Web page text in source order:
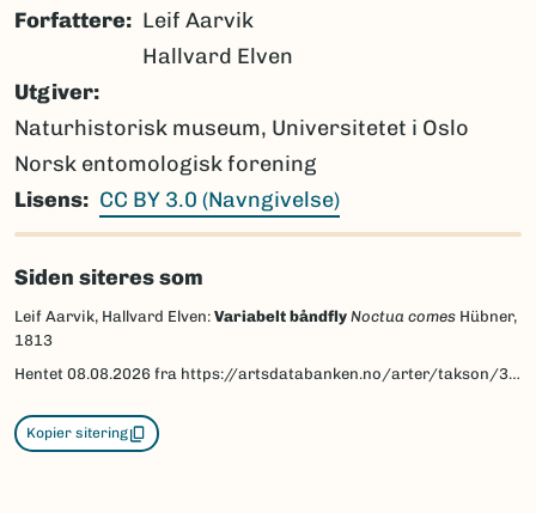
Forfattere
Leif Aarvik
Hallvard Elven
Utgiver
Naturhistorisk museum, Universitetet i Oslo
Norsk entomologisk forening
Lisens
CC BY 3.0 (Navngivelse)
Siden siteres som
Leif Aarvik, Hallvard Elven: Variabelt båndfly Noctua comes Hübner,
1813
Hentet 08.08.2026 fra https://artsdatabanken.no/arter/takson/30956/beskrivelse
Kopier sitering